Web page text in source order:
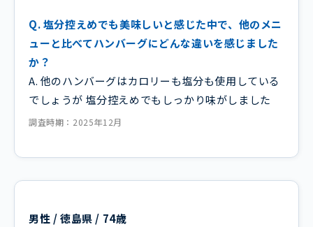
Q. 塩分控えめでも美味しいと感じた中で、他のメニ
ューと比べてハンバーグにどんな違いを感じました
か？
A. 他のハンバーグはカロリーも塩分も使用している
でしょうが 塩分控えめでもしっかり味がしました
調査時期：2025年12月
男性 / 徳島県 / 74歳